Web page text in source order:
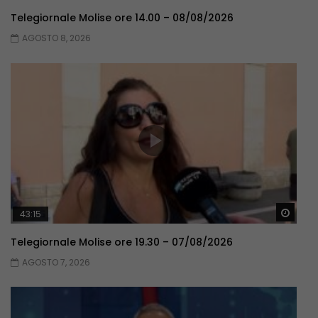
Telegiornale Molise ore 14.00 – 08/08/2026
AGOSTO 8, 2026
43:15
Telegiornale Molise ore 19.30 – 07/08/2026
AGOSTO 7, 2026